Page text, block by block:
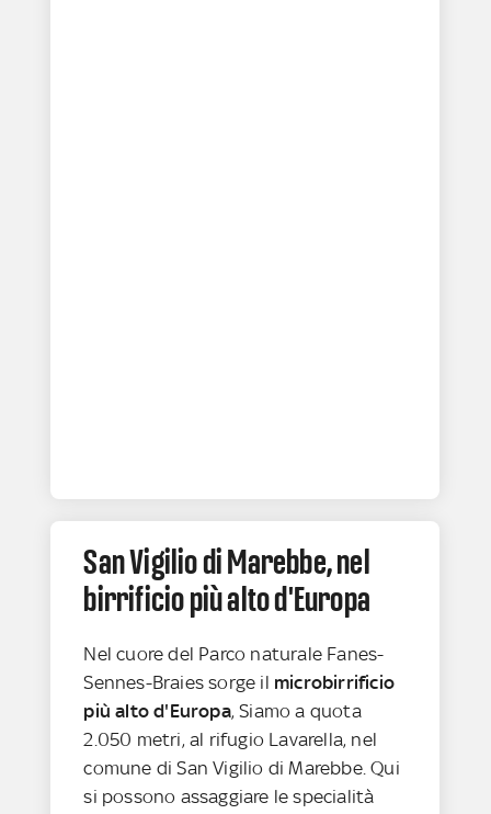
San Vigilio di Marebbe, nel
birrificio più alto d'Europa
Nel cuore del Parco naturale Fanes-
Sennes-Braies sorge il microbirrificio
più alto d'Europa, Siamo a quota
2.050 metri, al rifugio Lavarella, nel
comune di San Vigilio di Marebbe. Qui
si possono assaggiare le specialità